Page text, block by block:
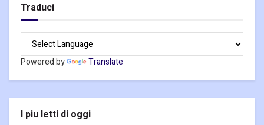
Traduci
Powered by Translate
I piu letti di oggi